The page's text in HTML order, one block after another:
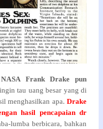
Frank Drake pun
tau uang besar yang di
menghasilkan apa.Drake
hasil pencapaian dr
lumba berbicara, bahkan